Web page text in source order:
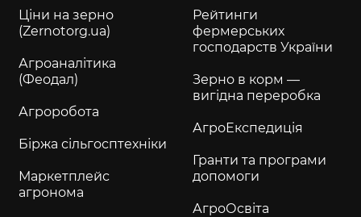
Ціни на зерно
(Zernotorg.ua)
Агроаналітика
(Феодал)
Агроробота
Біржа сільгосптехніки
Маркетплейс
агронома
Рейтинги
фермерських
господарств України
Зерно в корм —
вигідна переробка
АгроЕкспедиція
Гранти та програми
допомоги
АгроОсвіта